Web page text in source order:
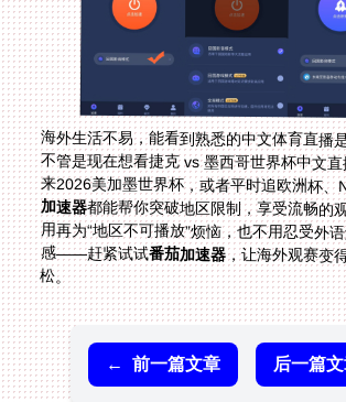
海外生活不易，能看到熟悉的中文体育直播
不管是现在想看捷克 vs 墨西哥世界杯中文
来2026美加墨世界杯，或者平时追欧洲杯、
加速器都能帮你突破地区限制，享受流畅的
用再为“地区不可播放”烦恼，也不用忍受
感——赶紧试试番茄加速器，让海外观赛变
松。
← 前一篇文章 后一篇